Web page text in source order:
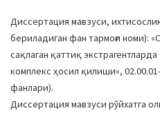
Диссертация мавзуси,
бериладиган фан тармоғи номи):
сақлаган қаттиқ
комплекс ҳосил қилиши»,
фанлари).
Диссертация мавзуси рўйхатга